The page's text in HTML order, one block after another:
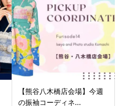
【熊谷八木橋店会場】今週
の振袖コーディネ...